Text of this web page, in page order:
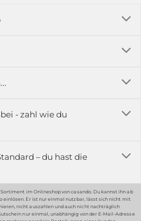
Bewertungen
- zahl wie du
– du hast die
im Onlineshop von casando. Du kannst ihn ab
einlösen. Er ist nur einmal nutzbar, lässt sich nicht mit
nicht auszahlen und auch nicht nachträglich
nur einmal, unabhängig von der E-Mail-Adresse